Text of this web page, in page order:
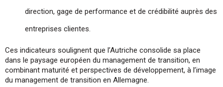
direction, gage de performance et de crédibilité auprès des
entreprises clientes.
Ces indicateurs soulignent que l’Autriche consolide sa place
dans le paysage européen du management de transition, en
combinant maturité et perspectives de développement, à l’image
du management de transition en Allemagne.